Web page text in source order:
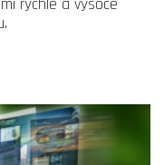
rychlé a vysoce